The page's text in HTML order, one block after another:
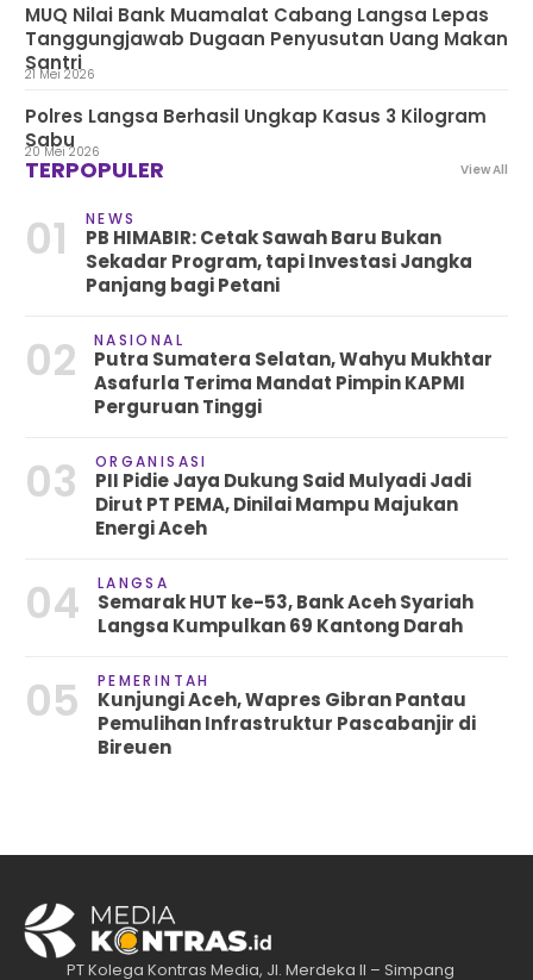
MUQ Nilai Bank Muamalat Cabang Langsa Lepas
Tanggungjawab Dugaan Penyusutan Uang Makan
Santri
21 Mei 2026
Polres Langsa Berhasil Ungkap Kasus 3 Kilogram
Sabu20 Mei 2026
TERPOPULER View All
01 NEWS
PB HIMABIR: Cetak Sawah Baru Bukan
Sekadar Program, tapi Investasi Jangka
Panjang bagi Petani
02 NASIONAL
Putra Sumatera Selatan, Wahyu Mukhtar
Asafurla Terima Mandat Pimpin KAPMI
Perguruan Tinggi
03 ORGANISASI
PII Pidie Jaya Dukung Said Mulyadi Jadi
Dirut PT PEMA, Dinilai Mampu Majukan
Energi Aceh
04 LANGSA
Semarak HUT ke-53, Bank Aceh Syariah
Langsa Kumpulkan 69 Kantong Darah
05 PEMERINTAH
Kunjungi Aceh, Wapres Gibran Pantau
Pemulihan Infrastruktur Pascabanjir di
Bireuen
PT Kolega Kontras Media, Jl. Merdeka II – Simpang